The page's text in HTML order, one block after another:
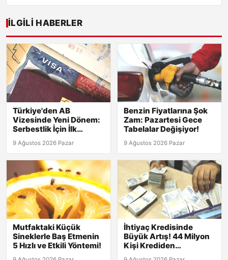
İLGILI HABERLER
Türkiye'den AB
Vizesinde Yeni Dönem:
Serbestlik İçin İlk
Adımlar Atıldı!
9 Ağustos 2026 Pazar
Benzin Fiyatlarına Şok
Zam: Pazartesi Gece
Tabelalar Değişiyor!
9 Ağustos 2026 Pazar
Mutfaktaki Küçük
Sineklerle Baş Etmenin
5 Hızlı ve Etkili Yöntemi!
İhtiyaç Kredisinde
Büyük Artış! 44 Milyon
Kişi Krediden